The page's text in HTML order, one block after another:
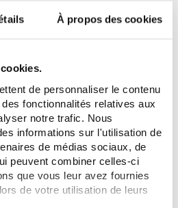
À propos des cookies
de personnaliser le contenu
fonctionnalités relatives aux
notre trafic. Nous
informations sur l'utilisation de
de médias sociaux, de
peuvent combiner celles-ci
que vous leur avez fournies
de votre utilisation de leurs
CYTOLNAT
CYTOLNAT GEL NETTOYANT
REGULATEUR 250 ML
11,95 €
10,16 €
СООБЩИТЕ МНЕ